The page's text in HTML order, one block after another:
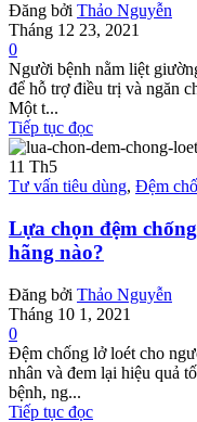
Đăng bởi Thảo Nguyễn
Tháng 12 23, 2021
0
Người bệnh nằm liệt
để hỗ trợ điều trị và ngăn
Một t...
Tiếp tục đọc
11 Th5
Tư vấn tiêu dùng, Đệm
Lựa chọn đệm
hãng nào?
Đăng bởi Thảo Nguyễn
Tháng 10 1, 2021
0
Đệm chống lở loét cho
nhân và đem lại hiệu quả
bệnh, ng...
Tiếp tục đọc